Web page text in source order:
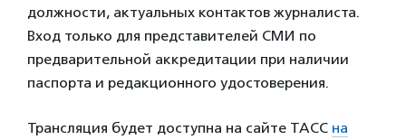
должности, актуальных контактов журналиста.
Вход только для представителей СМИ по
предварительной аккредитации при наличии
паспорта и редакционного удостоверения.
Трансляция будет доступна на сайте ТАСС на